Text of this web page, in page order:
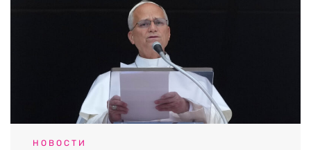
НОВОСТИ